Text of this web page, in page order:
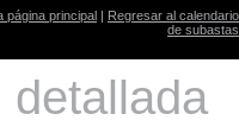
página principal | Regresar al calendario
de subastas
detallada